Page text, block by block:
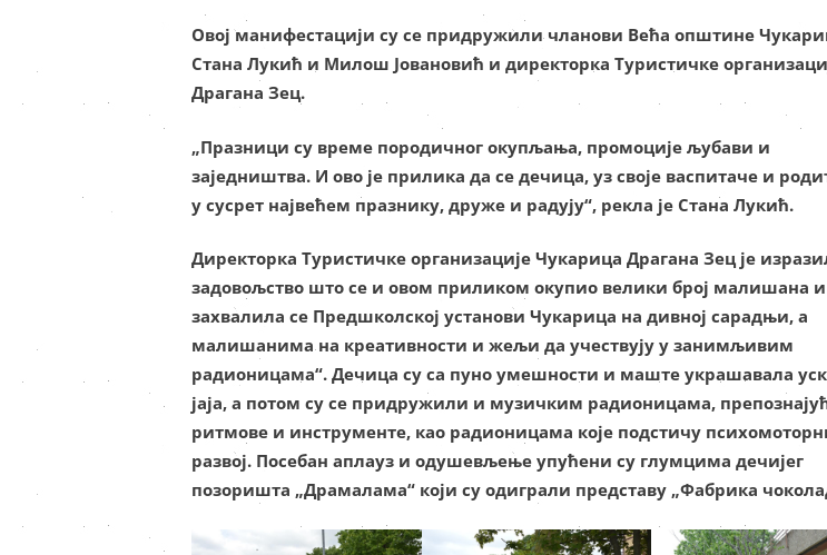
Овој манифестацији су се придружили чланови Већа општине
Стана Лукић и Милош Јовановић и директорка Туристичке
Драгана Зец.
„Празници су време породичног окупљања, промоције љубави и
заједништва. И ово је прилика да се дечица, уз своје васпитаче и
у сусрет највећем празнику, друже и радују“, рекла је Стана Лукић.
Директорка Туристичке организације Чукарица Драгана Зец је
задовољство што се и овом приликом окупио велики број малишана и
захвалила се Предшколској установи Чукарица на дивној сарадњи, а
малишанима на креативности и жељи да учествују у занимљивим
радионицама“. Дечица су са пуно умешности и маште украшавала
јаја, а потом су се придружили и музичким радионицама,
ритмове и инструменте, као радионицама које подстичу
развој. Посебан аплауз и одушевљење упућени су глумцима дечијег
позоришта „Драмалама“ који су одиграли представу „Фабрика